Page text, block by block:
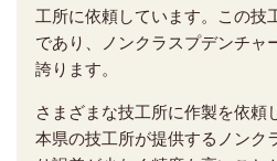
工所に依頼しています。この技
であり、ノンクラスプデンチャ
誇ります。
さまざまな技工所に作製を依頼
本県の技工所が提供するノンク